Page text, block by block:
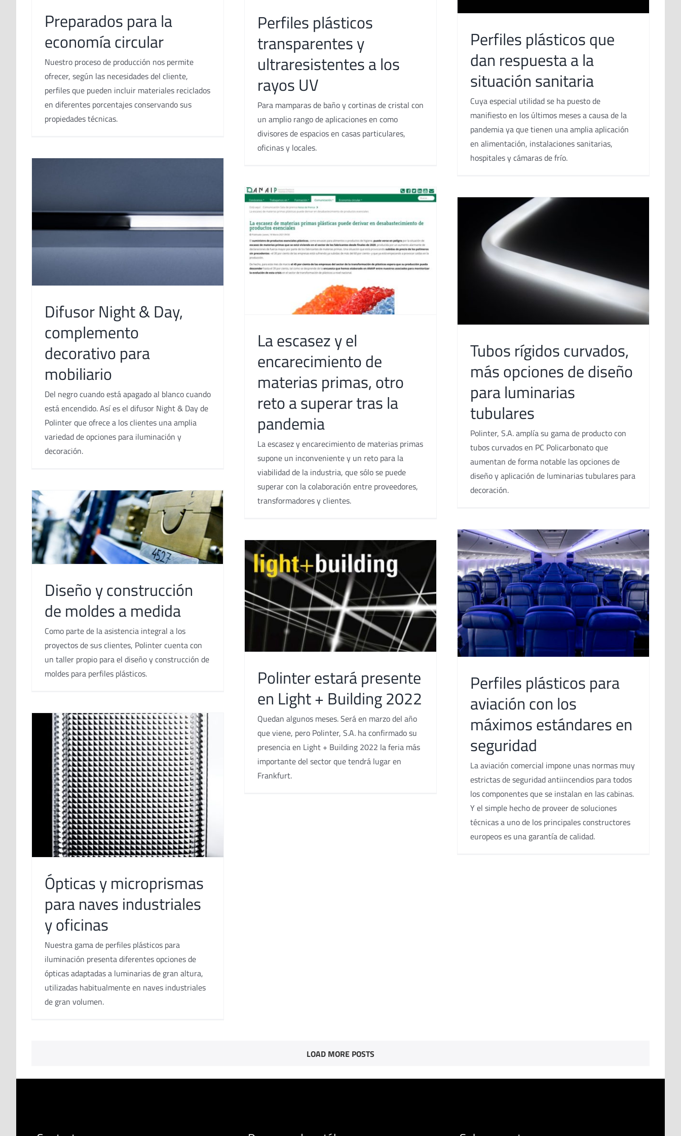
Preparados para la
economía circular
Nuestro proceso de producción nos permite
ofrecer, según las necesidades del cliente,
perfiles que pueden incluir materiales reciclados
en diferentes porcentajes conservando sus
propiedades técnicas.
Perfiles plásticos
transparentes y
ultraresistentes a los
rayos UV
Para mamparas de baño y cortinas de cristal con
un amplio rango de aplicaciones en como
divisores de espacios en casas particulares,
oficinas y locales.
Perfiles plásticos que
dan respuesta a la
situación sanitaria
Cuya especial utilidad se ha puesto de
manifiesto en los últimos meses a causa de la
pandemia ya que tienen una amplia aplicación
en alimentación, instalaciones sanitarias,
hospitales y cámaras de frío.
Difusor Night & Day,
complemento
decorativo para
mobiliario
Del negro cuando está apagado al blanco cuando
está encendido. Así es el difusor Night & Day de
Polinter que ofrece a los clientes una amplia
variedad de opciones para iluminación y
decoración.
La escasez y el
encarecimiento de
materias primas, otro
reto a superar tras la
pandemia
La escasez y encarecimiento de materias primas
supone un inconveniente y un reto para la
viabilidad de la industria, que sólo se puede
superar con la colaboración entre proveedores,
transformadores y clientes.
Tubos rígidos curvados,
más opciones de diseño
para luminarias
tubulares
Polinter, S.A. amplía su gama de producto con
tubos curvados en PC Policarbonato que
aumentan de forma notable las opciones de
diseño y aplicación de luminarias tubulares para
decoración.
Diseño y construcción
de moldes a medida
Como parte de la asistencia integral a los
proyectos de sus clientes, Polinter cuenta con
un taller propio para el diseño y construcción de
moldes para perfiles plásticos.
Perfiles plásticos para
aviación con los
máximos estándares en
seguridad
La aviación comercial impone unas normas muy
estrictas de seguridad antiincendios para todos
los componentes que se instalan en las cabinas.
Y el simple hecho de proveer de soluciones
técnicas a uno de los principales constructores
europeos es una garantía de calidad.
Polinter estará presente
en Light + Building 2022
Quedan algunos meses. Será en marzo del año
que viene, pero Polinter, S.A. ha confirmado su
presencia en Light + Building 2022 la feria más
importante del sector que tendrá lugar en
Frankfurt.
Ópticas y microprismas
para naves industriales
y oficinas
Nuestra gama de perfiles plásticos para
iluminación presenta diferentes opciones de
ópticas adaptadas a luminarias de gran altura,
utilizadas habitualmente en naves industriales
de gran volumen.
LOAD MORE POSTS